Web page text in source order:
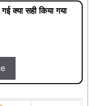
क्या सही किया गया